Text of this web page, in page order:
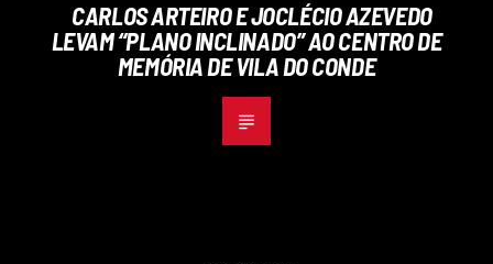
CARLOS ARTEIRO E JOCLÉCIO AZEVEDO
LEVAM “PLANO INCLINADO” AO CENTRO DE
MEMÓRIA DE VILA DO CONDE